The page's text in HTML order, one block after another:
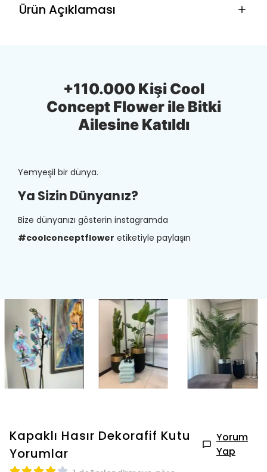
Ürün Açıklaması
+110.000 Kişi Cool
Concept Flower ile Bitki
Ailesine Katıldı
Yemyeşil bir dünya.
Ya Sizin Dünyanız?
Bize dünyanızı gösterin instagramda
#coolconceptflower etiketiyle paylaşın
Kapaklı Hasır Dekorafif Kutu
Yorumlar
Yorum
Yap